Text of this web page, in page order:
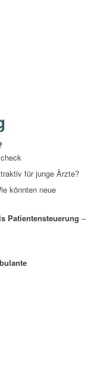
für junge Ärzte?
könnten neue
Patientensteuerung –